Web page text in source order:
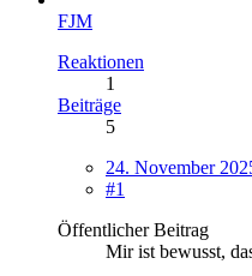
FJM
Reaktionen
1
Beiträge
5
24. November
#1
Öffentlicher Beitrag
Mir ist bewusst,